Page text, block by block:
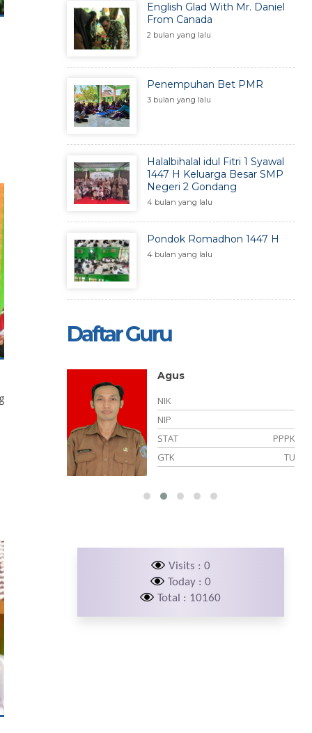
English Glad With Mr. Daniel
From Canada
2 bulan yang lalu
Penempuhan Bet PMR
3 bulan yang lalu
Halalbihalal idul Fitri 1 Syawal
1447 H Keluarga Besar SMP
Negeri 2 Gondang
4 bulan yang lalu
Pondok Romadhon 1447 H
4 bulan yang lalu
Daftar Guru
Sungkono, S.Pd.
NIK
NIP
STAT
PNS
GTK
BP/BK
Visits : 0
Today : 0
Total : 10160